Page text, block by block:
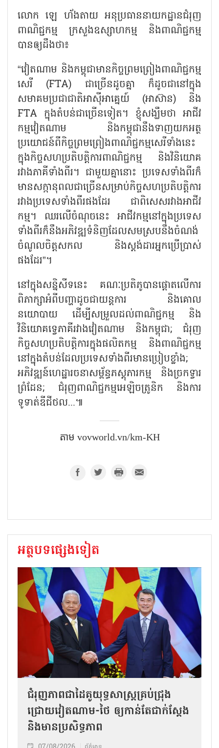
លោក ឡេ ហ័ងតាយ អនុប្រធាននាយកដ្ឋានជំរុញ
ពាណិជ្ជកម្ម ក្រសួងឧស្សាហកម្ម និងពាណិជ្ជកម្ម
បានឲ្យដឹងថា៖
“វៀតណាម និងកម្ពុជាមានកិច្ចព្រមព្រៀងពាណិជ្ជកម្ម
សេរី (FTA) ជាច្រើនដូចគ្នា ក៏ដូចជានៅក្នុង
សមាគមប្រជាជាតិអាស៊ីអាគ្នេយ៍ (អាស៊ាន) និង
FTA ក្នុងតំបន់ជាច្រើនទៀត។ ខ្ញុំសង្ឃឹមថា អាជីវ
កម្មវៀតណាម និងកម្ពុជានឹងទាញយកអត្ថ
ប្រយោជន៍ពីកិច្ចព្រមព្រៀងពាណិជ្ជកម្មសេរីទាំងនេះ
ក្នុងកិច្ចសហប្រតិបត្តិការពាណិជ្ជកម្ម និងវិនិយោគ
រវាងភាគីទាំងពីរ។ ជាមួយគ្នានោះ ប្រទេសទាំងពីរក៏
មានសក្កានុពលជាច្រើនសម្រាប់កិច្ចសហប្រតិបត្តិការ
រវាងប្រទេសទាំងពីរផងដែរ ជាពិសេសរវាងអាជីវ
កម្ម។ ឈរលើចំណុចនេះ អាជីវកម្មនៅក្នុងប្រទេស
ទាំងពីរក៏នឹងអភិវឌ្ឍទំនិញដែលសមស្របនឹងចំណង់
ចំណូលចិត្តសកល និងស្តង់ដារអ្នកប្រើប្រាស់
ផងដែរ”។
នៅក្នុងសន្និសីទនេះ គណៈប្រតិភូបានផ្តោតលើការ
ពិភាក្សាអំពីបញ្ហាដូចជាយន្តការ និងគោល
នយោបាយ ដើម្បីសម្រួលដល់ពាណិជ្ជកម្ម និង
វិនិយោគទ្វេភាគីរវាងវៀតណាម និងកម្ពុជា; ជំរុញ
កិច្ចសហប្រតិបត្តិការក្នុងផលិតកម្ម និងពាណិជ្ជកម្ម
នៅក្នុងតំបន់ដែលប្រទេសទាំងពីរមានប្រៀបខ្លាំង;
អភិវឌ្ឍន៍ហេដ្ឋារចនាសម្ព័ន្ធភស្តុភារកម្ម និងច្រកទ្វារ
ព្រំដែន; ជំរុញពាណិជ្ជកម្មអេឡិចត្រូនិក និងការ
ទូទាត់ឌីជីថល...៕
តាម vovworld.vn/km-KH
អត្ថបទផ្សេងទៀត
ជំរុញភាពជាដៃគូយុទ្ធសាស្ត្រគ្រប់ជ្រុង
ជ្រោយវៀតណាម-ថៃ ឲ្យកាន់តែជាក់ស្ដែង
និងមានប្រសិទ្ធភាព